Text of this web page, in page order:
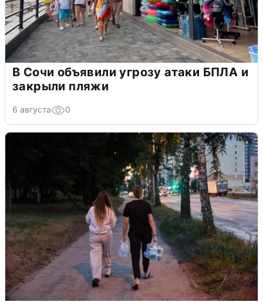
В Сочи объявили угрозу атаки БПЛА и
закрыли пляжи
6 августа 0